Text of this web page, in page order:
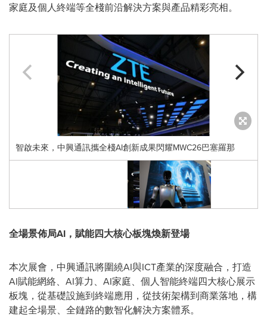
家庭及個人終端等全棧前沿解決方案與產品精彩亮相。
智啟未來，中興通訊攜全棧AI創新成果閃耀MWC26巴塞羅那
全場景佈局AI，賦能四大核心板塊煥新登場
本次展會，中興通訊將圍繞AI與ICT產業的深度融合，打造
AI賦能網絡、AI算力、AI家庭、個人智能終端四大核心展示
板塊，從基礎設施到終端應用，從技術架構到商業落地，構
建起全場景、全鏈路的數智化解決方案體系。